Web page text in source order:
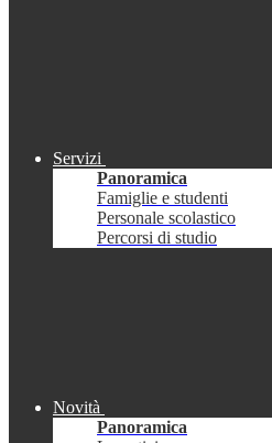
Servizi
Panoramica
Famiglie e studenti
Personale scolastico
Percorsi di studio
Novità
Panoramica